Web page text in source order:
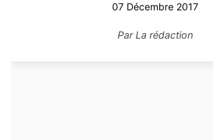
07 Décembre 2017
ParLa rédaction